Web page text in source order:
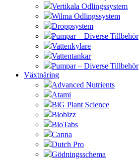
Vertikala Odlingssystem
Wilma Odlingssystem
Droppsystem
Pumpar – Diverse Tillbehör
Vattenkylare
Vattentankar
Pumpar – Diverse Tillbehör
Växtnäring
Advanced Nutrients
Atami
BiG Plant Science
Biobizz
BioTabs
Canna
Dutch Pro
Gödningsschema